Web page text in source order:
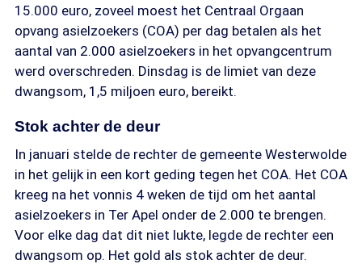
15.000 euro, zoveel moest het Centraal Orgaan
opvang asielzoekers (COA) per dag betalen als het
aantal van 2.000 asielzoekers in het opvangcentrum
werd overschreden. Dinsdag is de limiet van deze
dwangsom, 1,5 miljoen euro, bereikt.
Stok achter de deur
In januari stelde de rechter de gemeente Westerwolde
in het gelijk in een kort geding tegen het COA. Het COA
kreeg na het vonnis 4 weken de tijd om het aantal
asielzoekers in Ter Apel onder de 2.000 te brengen.
Voor elke dag dat dit niet lukte, legde de rechter een
dwangsom op. Het gold als stok achter de deur.